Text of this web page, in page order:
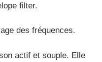
filter.
des fréquences.
actif et souple. Elle